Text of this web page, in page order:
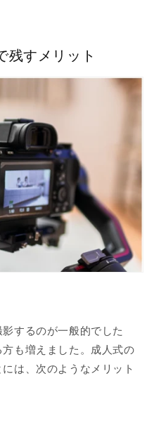
残すメリット
するのが一般的でした
も増えました。成人式の
は、次のようなメリット